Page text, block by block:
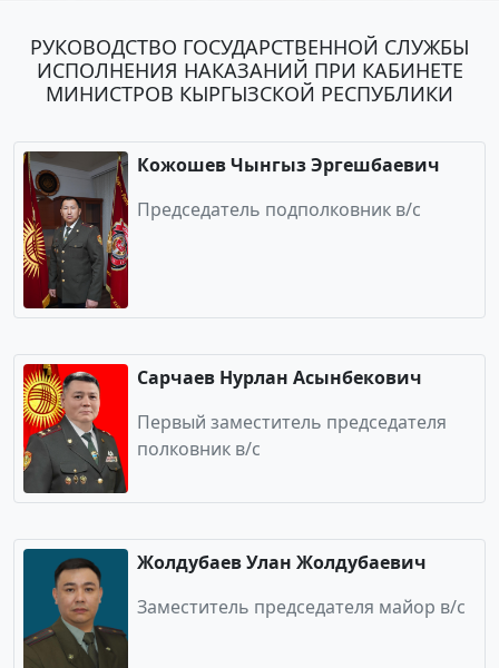
РУКОВОДСТВО ГОСУДАРСТВЕННОЙ СЛУЖБЫ
ИСПОЛНЕНИЯ НАКАЗАНИЙ ПРИ КАБИНЕТЕ
МИНИСТРОВ КЫРГЫЗСКОЙ РЕСПУБЛИКИ
Кожошев Чынгыз Эргешбаевич
Председатель подполковник в/с
Сарчаев Нурлан Асынбекович
Первый заместитель председателя
полковник в/с
Жолдубаев Улан Жолдубаевич
Заместитель председателя майор в/с